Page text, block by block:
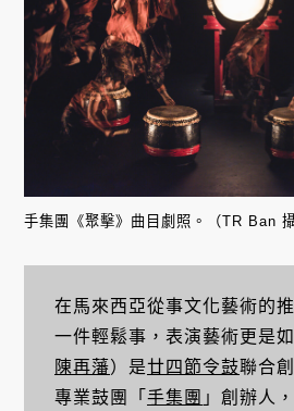
手集團《聚擊》曲目劇照。（TR Ban
在馬來西亞從事文化藝術的
一件輕鬆事，表演藝術更是
陳再藩）是廿四節令鼓聯合
專業鼓團「 手集團 」創辦人